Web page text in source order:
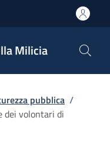
Milicia
pubblica /
dei volontari di